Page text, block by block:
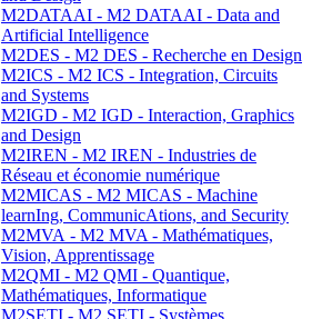
M2DATAAI - M2 DATAAI - Data and
Artificial Intelligence
M2DES - M2 DES - Recherche en Design
M2ICS - M2 ICS - Integration, Circuits
and Systems
M2IGD - M2 IGD - Interaction, Graphics
and Design
M2IREN - M2 IREN - Industries de
Réseau et économie numérique
M2MICAS - M2 MICAS - Machine
learnIng, CommunicAtions, and Security
M2MVA - M2 MVA - Mathématiques,
Vision, Apprentissage
M2QMI - M2 QMI - Quantique,
Mathématiques, Informatique
M2SETI - M2 SETI - Systèmes